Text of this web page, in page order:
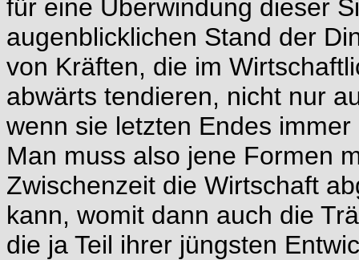
für eine Überwindung dieser
augenblicklichen Stand der
von Kräften, die im
abwärts tendieren, nicht nur
wenn sie letzten Endes
Man muss also jene Formen
Zwischenzeit die Wirtschaft
kann, womit dann auch die
die ja Teil ihrer jüngsten